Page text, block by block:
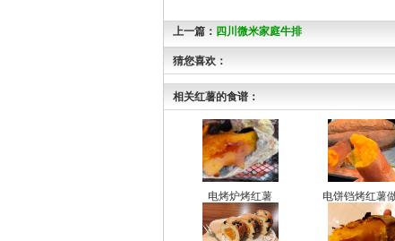
上一篇： 四川微米家庭牛排
猜您喜欢：
相关红薯的食谱：
电烤炉烤红薯 电饼铛烤红薯